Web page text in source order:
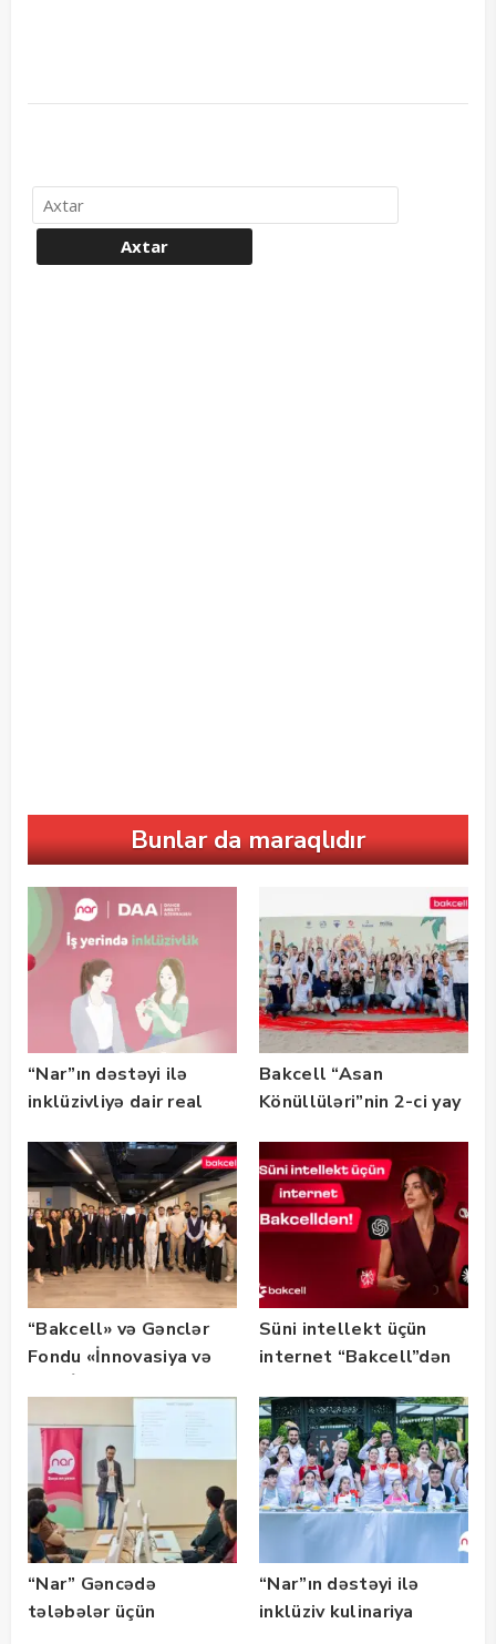
Bunlar da maraqlıdır
“Nar”ın dəstəyi ilə
inklüzivliyə dair real
təqdim edilir
Bakcell “Asan
Könüllüləri”nin 2-ci yay
olub — FOTO
“Bakcell» və Gənclər
Fondu «İnnovasiya və
təqaüd proqramının
qalibləri ilə görüş
keçirib
Süni intellekt üçün
internet “Bakcell”dən
“Nar” Gəncədə
tələbələr üçün
“Nar”ın dəstəyi ilə
inklüziv kulinariya